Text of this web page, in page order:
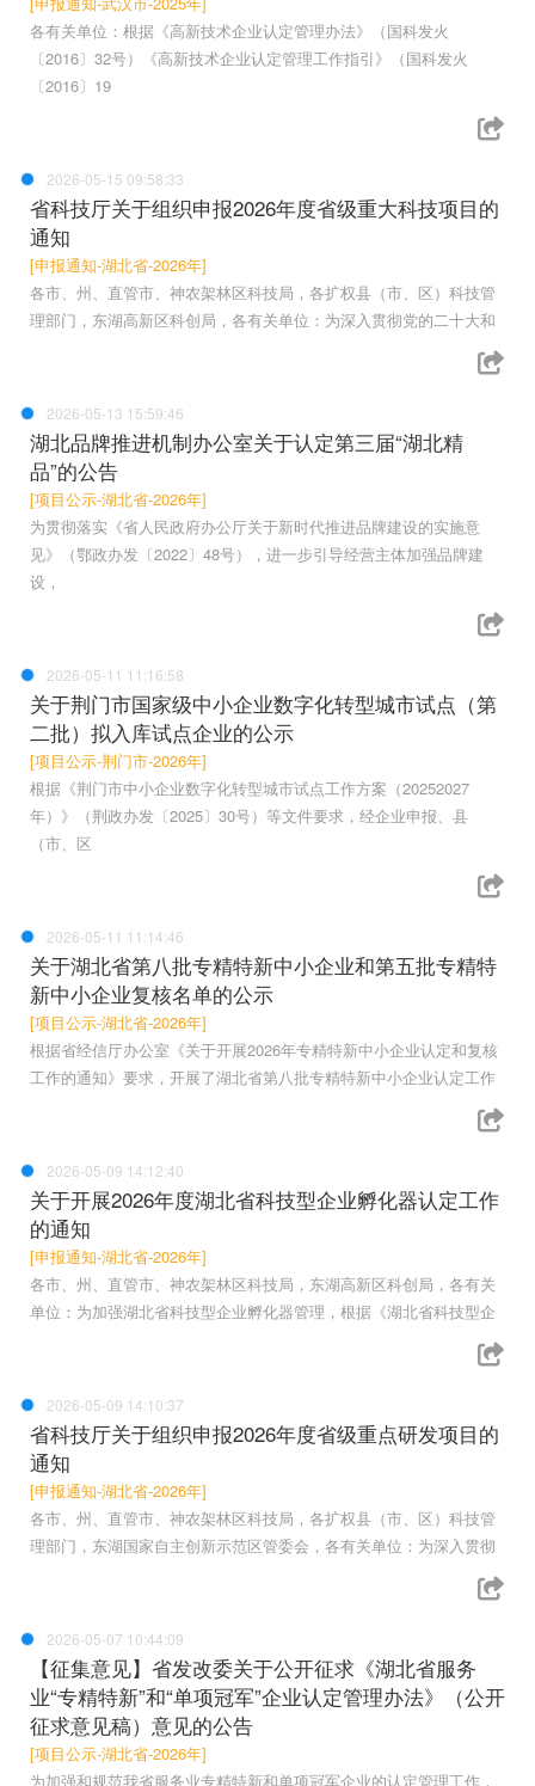
各有关单位：根据《高新技术企业认定管理办法》（国科发火
〔2016〕32号）《高新技术企业认定管理工作指引》（国科发火
〔2016〕19
2026-05-15 09:58:33
省科技厅关于组织申报2026年度省级重大科技项目的
通知
[申报通知-湖北省-2026年]
各市、州、直管市、神农架林区科技局，各扩权县（市、区）科技管
理部门，东湖高新区科创局，各有关单位：为深入贯彻党的二十大和
2026-05-13 15:59:46
湖北品牌推进机制办公室关于认定第三届“湖北精
品”的公告
[项目公示-湖北省-2026年]
为贯彻落实《省人民政府办公厅关于新时代推进品牌建设的实施意
见》（鄂政办发〔2022〕48号），进一步引导经营主体加强品牌建
设，
2026-05-11 11:16:58
关于荆门市国家级中小企业数字化转型城市试点（第
二批）拟入库试点企业的公示
[项目公示-荆门市-2026年]
根据《荆门市中小企业数字化转型城市试点工作方案（20252027
年）》（荆政办发〔2025〕30号）等文件要求，经企业申报、县
（市、区
2026-05-11 11:14:46
关于湖北省第八批专精特新中小企业和第五批专精特
新中小企业复核名单的公示
[项目公示-湖北省-2026年]
根据省经信厅办公室《关于开展2026年专精特新中小企业认定和复核
工作的通知》要求，开展了湖北省第八批专精特新中小企业认定工作
2026-05-09 14:12:40
关于开展2026年度湖北省科技型企业孵化器认定工作
的通知
[申报通知-湖北省-2026年]
各市、州、直管市、神农架林区科技局，东湖高新区科创局，各有关
单位：为加强湖北省科技型企业孵化器管理，根据《湖北省科技型企
2026-05-09 14:10:37
省科技厅关于组织申报2026年度省级重点研发项目的
通知
[申报通知-湖北省-2026年]
各市、州、直管市、神农架林区科技局，各扩权县（市、区）科技管
理部门，东湖国家自主创新示范区管委会，各有关单位：为深入贯彻
2026-05-07 10:44:09
【征集意见】省发改委关于公开征求《湖北省服务
业“专精特新”和“单项冠军”企业认定管理办法》（公开
征求意见稿）意见的公告
[项目公示-湖北省-2026年]
为加强和规范我省服务业专精特新和单项冠军企业的认定管理工作，